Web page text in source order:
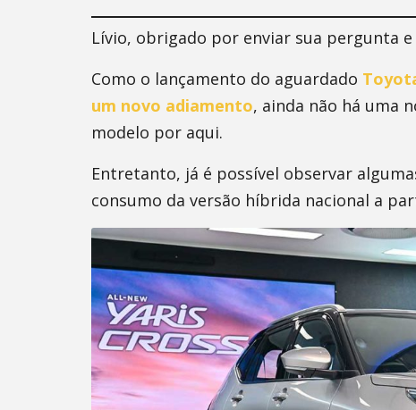
Lívio, obrigado por enviar sua pergunta
Como o lançamento do aguardado
um novo adiamento, ainda não há uma
modelo por aqui.
Entretanto, já é possível observar
consumo da versão híbrida nacional a